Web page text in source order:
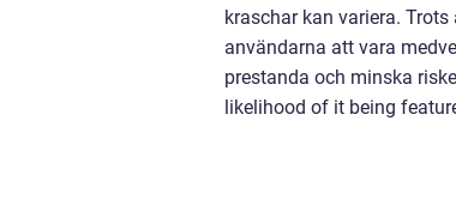
kraschar kan variera.
användarna att vara
prestanda och minska
likelihood of it being